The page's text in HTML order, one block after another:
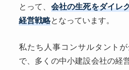
とって、 会社の生死をダイレ
経営戦略となっています。
私たち人事コンサルタント
で、多くの中小建設会社の経